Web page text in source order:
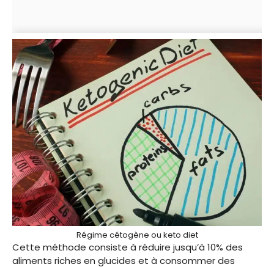
Régime cétogène ou keto diet
Cette méthode consiste à réduire jusqu’à 10% des
aliments riches en glucides et à consommer des